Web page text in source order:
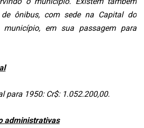
de ônibus, com sede na Capital do
município, em sua passagem para
para 1950: Cr$: 1.052.200,00.
administrativas